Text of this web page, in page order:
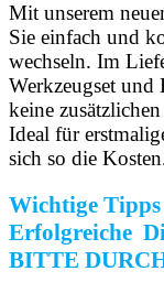
Mit unserem
Sie einfach und
wechseln. Im
Werkzeugset und
keine
Ideal für
sich so die
Wichtige
Erfolgreiche
BITTE